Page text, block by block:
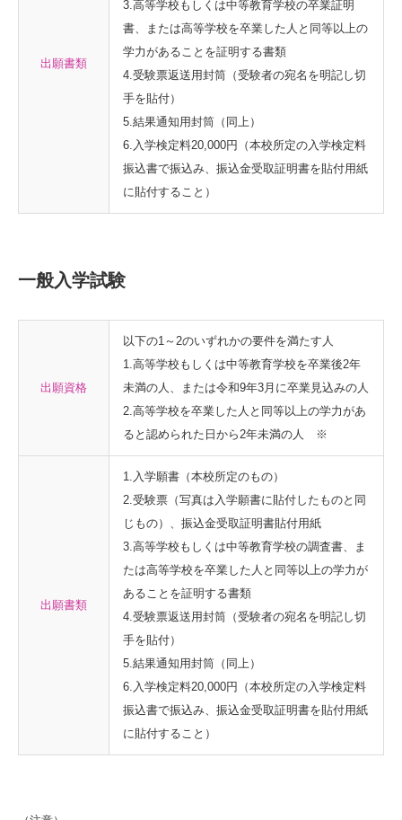
出願書類
3.高等学校もしくは中等教育学校の卒業証明
書、または高等学校を卒業した人と同等以上の
学力があることを証明する書類
4.受験票返送用封筒（受験者の宛名を明記し切
手を貼付）
5.結果通知用封筒（同上）
6.入学検定料20,000円（本校所定の入学検定料
振込書で振込み、振込金受取証明書を貼付用紙
に貼付すること）
一般入学試験
出願資格
以下の1～2のいずれかの要件を満たす人
1.高等学校もしくは中等教育学校を卒業後2年
未満の人、または令和9年3月に卒業見込みの人
2.高等学校を卒業した人と同等以上の学力があ
ると認められた日から2年未満の人 ※
出願書類
1.入学願書（本校所定のもの）
2.受験票（写真は入学願書に貼付したものと同
じもの）、振込金受取証明書貼付用紙
3.高等学校もしくは中等教育学校の調査書、ま
たは高等学校を卒業した人と同等以上の学力が
あることを証明する書類
4.受験票返送用封筒（受験者の宛名を明記し切
手を貼付）
5.結果通知用封筒（同上）
6.入学検定料20,000円（本校所定の入学検定料
振込書で振込み、振込金受取証明書を貼付用紙
に貼付すること）